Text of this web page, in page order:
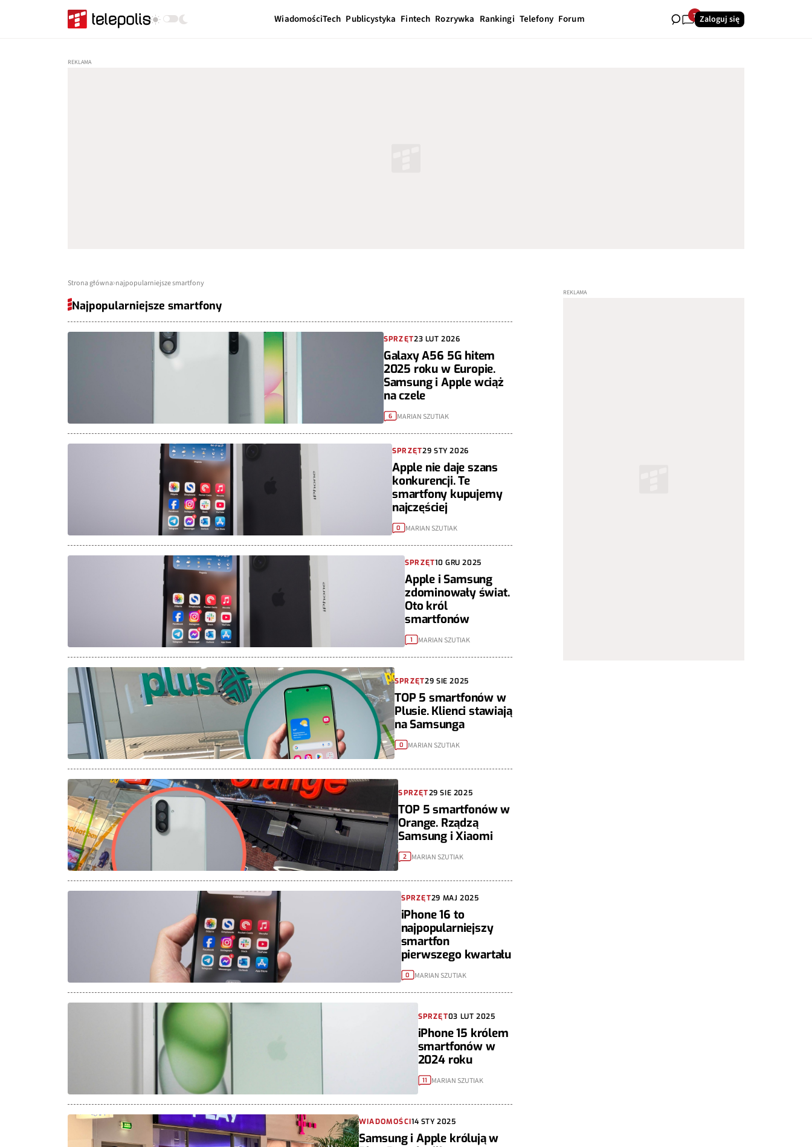
WiadomościTech Publicystyka Fintech Rozrywka Rankingi Telefony Forum 7 Zaloguj się
Strona główna najpopularniejsze smartfony
Najpopularniejsze smartfony
SPRZĘT23 LUT 2026
Galaxy A56 5G hitem
2025 roku w Europie.
Samsung i Apple wciąż
na czele
6 MARIAN SZUTIAK
SPRZĘT29 STY 2026
Apple nie daje szans
konkurencji. Te
smartfony kupujemy
najczęściej
0 MARIAN SZUTIAK
SPRZĘT10 GRU 2025
Apple i Samsung
zdominowały świat.
Oto król
smartfonów
1 MARIAN SZUTIAK
SPRZĘT29 SIE 2025
TOP 5 smartfonów w
Plusie. Klienci stawiają
na Samsunga
0 MARIAN SZUTIAK
SPRZĘT29 SIE 2025
TOP 5 smartfonów w
Orange. Rządzą
Samsung i Xiaomi
2 MARIAN SZUTIAK
SPRZĘT29 MAJ 2025
iPhone 16 to
najpopularniejszy
smartfon
pierwszego kwartału
0 MARIAN SZUTIAK
SPRZĘT03 LUT 2025
iPhone 15 królem
smartfonów w
2024 roku
11 MARIAN SZUTIAK
WIADOMOŚCI14 STY 2025
Samsung i Apple królują w